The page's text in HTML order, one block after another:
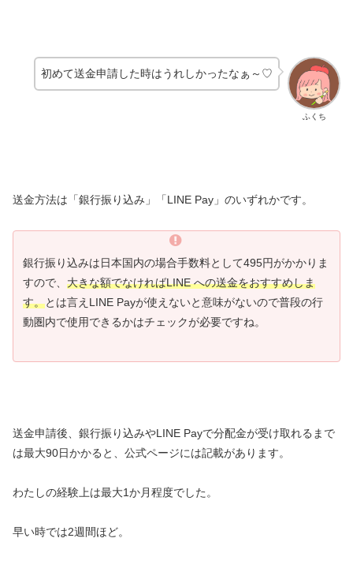
ふくち
初めて送金申請した時はうれしかったなぁ～♡
送金方法は「銀行振り込み」「LINE Pay」のいずれかです。
銀行振り込みは日本国内の場合手数料として495円がかかりま
すので、 大きな額でなければLINE への送金をおすすめしま
す。とは言えLINE Payが使えないと意味がないので普段の行
動圏内で使用できるかはチェックが必要ですね。
送金申請後、銀行振り込みやLINE Payで分配金が受け取れるまで
は最大90日かかると、公式ページには記載があります。
わたしの経験上は最大1か月程度でした。
早い時では2週間ほど。